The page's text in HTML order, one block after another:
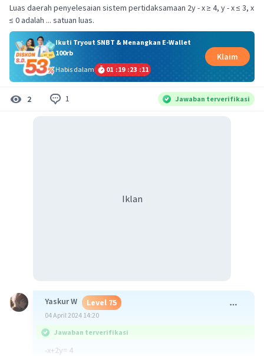
Luas daerah penyelesaian sistem pertidaksamaan 2y - x ≥ 4, y - x ≤ 3, x
≤ 0 adalah ... satuan luas.
Ikuti Tryout SNBT & Menangkan E-Wallet
100rb
Habis dalam
01 :19 :23 :10
Klaim
2 1 Jawaban terverifikasi
Iklan
Yaskur W Level 75
04 April 2024 14:20
Jawaban terverifikasi
-x+2y= 4